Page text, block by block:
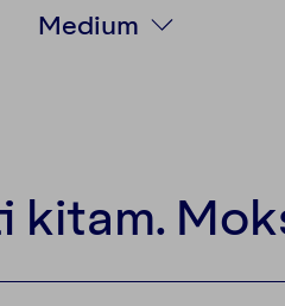
Medium
Multimedia
kitam.